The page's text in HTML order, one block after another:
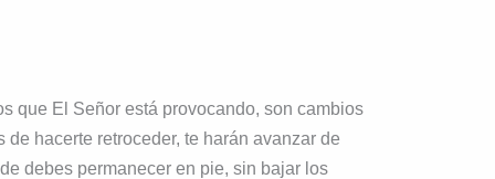
que El Señor está provocando, son cambios
hacerte retroceder, te harán avanzar de
debes permanecer en pie, sin bajar los